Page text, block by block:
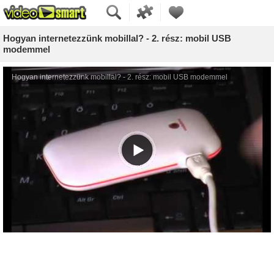
Hogyan internetezzünk mobillal? - 2. rész: mobil USB
modemmel